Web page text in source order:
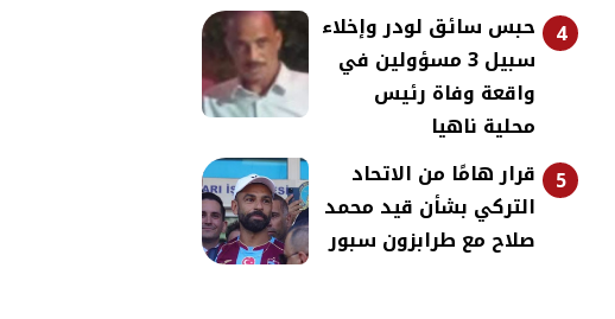
4
حبس سائق لودر وإخلاء
سبيل 3 مسؤولين في
واقعة وفاة رئيس
محلية ناهيا
5
قرار هامًا من الاتحاد
التركي بشأن قيد محمد
صلاح مع طرابزون سبور